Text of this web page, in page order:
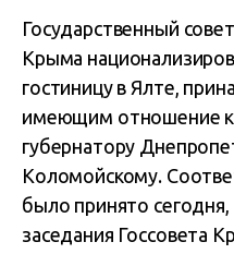
Государственный совет
Крыма
гостиницу в Ялте,
имеющим отношение к
губернатору
Коломойскому.
было принято сегодня,
заседания Госсовета